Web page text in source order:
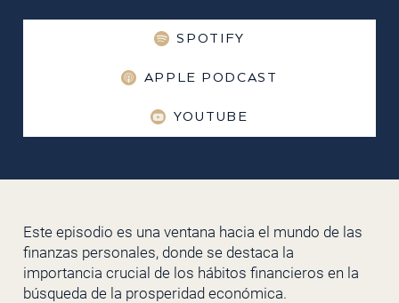
SPOTIFY
APPLE PODCAST
YOUTUBE
Este episodio es una ventana hacia el mundo de las
finanzas personales, donde se destaca la
importancia crucial de los hábitos financieros en la
búsqueda de la prosperidad económica.